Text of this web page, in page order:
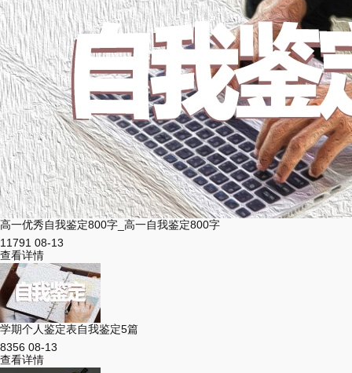
高一优秀自我鉴定800字_高一自我鉴定800字
11791 08-13
查看详情
学期个人鉴定表自我鉴定5篇
8356 08-13
查看详情